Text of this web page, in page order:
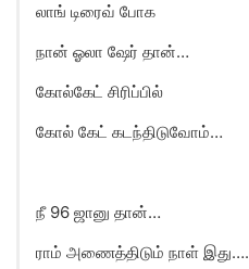
லாங் டிரைவ் போக
நான் ஓலா ஷேர் தான்…
கோல்கேட் சிரிப்பில்
கோல் கேட் கடந்திடுவோம்…
நீ 96 ஜானு தான்…
ராம் அணைத்திடும் நாள் இது….